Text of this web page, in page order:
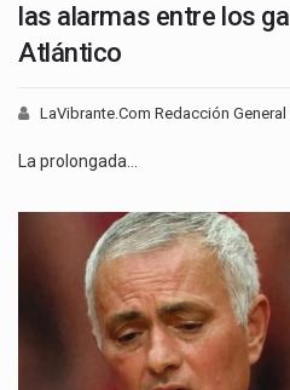
las alarmas entre los
Atlántico
LaVibrante.Com Redacción General
La prolongada…